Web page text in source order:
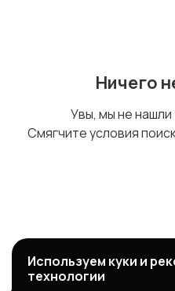
Ничего
Увы, мы не нашли
Смягчите условия
Используем куки и
технологии